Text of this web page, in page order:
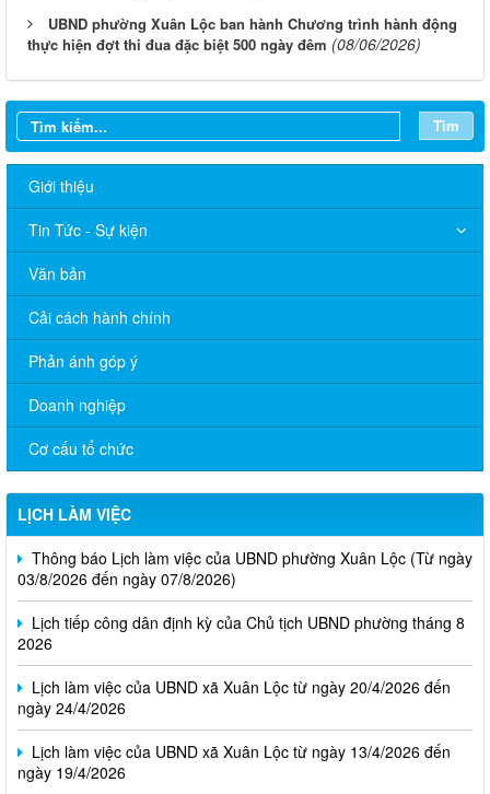
UBND phường Xuân Lộc ban hành Chương trình hành động
thực hiện đợt thi đua đặc biệt 500 ngày đêm (08/06/2026)
Tìm
Giới thiệu
Tin Tức - Sự kiện
Văn bản
Cải cách hành chính
Phản ánh góp ý
Doanh nghiệp
Cơ cấu tổ chức
LỊCH LÀM VIỆC
03/8/2026 đến ngày 07/8/2026)
Lịch tiếp công dân định kỳ của Chủ tịch UBND phường tháng 8
2026
Lịch làm việc của UBND xã Xuân Lộc từ ngày 20/4/2026 đến
ngày 24/4/2026
Lịch làm việc của UBND xã Xuân Lộc từ ngày 13/4/2026 đến
ngày 19/4/2026